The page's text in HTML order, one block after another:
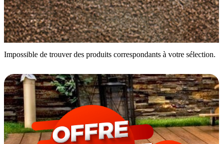
Impossible de trouver des produits correspondants à votre sélection.